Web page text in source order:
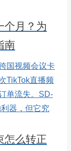
个月？为
南
国视频会议卡
TikTok直播频
单流失。SD-
器，但它究
怎么转正